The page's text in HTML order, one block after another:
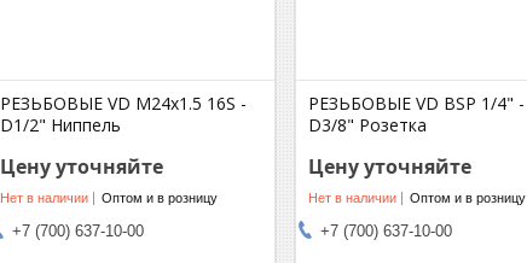
РЕЗЬБОВЫЕ VD M24x1.5 16S -
D1/2" Ниппель
Цену уточняйте
Нет в наличии Оптом и в розницу
+7 (700) 637-10-00
РЕЗЬБОВЫЕ VD BSP 1/4" -
D3/8" Розетка
Цену уточняйте
Нет в наличии Оптом и в розницу
+7 (700) 637-10-00